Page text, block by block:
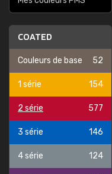
COATED
Couleurs de base 52
1 série 154
2 série 577
3 série 146
4 série 124